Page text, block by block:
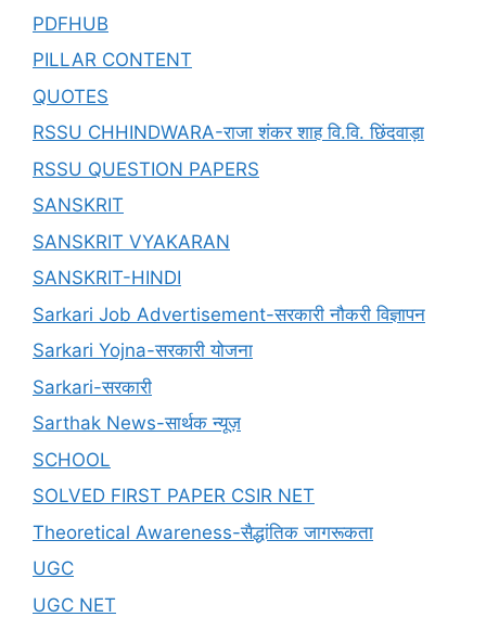
PDFHUB
PILLAR CONTENT
QUOTES
RSSU CHHINDWARA-राजा शंकर शाह वि.वि. छिंदवाड़ा
RSSU QUESTION PAPERS
SANSKRIT
SANSKRIT VYAKARAN
SANSKRIT-HINDI
Sarkari Job Advertisement-सरकारी नौकरी विज्ञापन
Sarkari Yojna-सरकारी योजना
Sarkari-सरकारी
Sarthak News-सार्थक न्यूज़
SCHOOL
SOLVED FIRST PAPER CSIR NET
Theoretical Awareness-सैद्धांतिक जागरूकता
UGC
UGC NET